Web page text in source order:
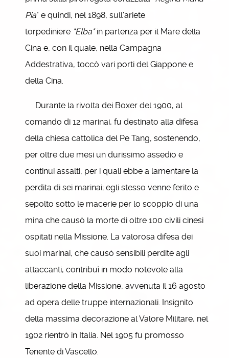
Pia" e quindi, nel 1898, sull'ariete
torpediniere "Elba"in partenza per il Mare della
Cina e, con il quale, nella Campagna
Addestrativa, toccò vari porti del Giappone e
della Cina.
Durante la rivolta dei Boxer del 1900, al
comando di 12 marinai, fu destinato alla difesa
della chiesa cattolica del Pe Tang, sostenendo,
per oltre due mesi un durissimo assedio e
continui assalti, per i quali ebbe a lamentare la
perdita di sei marinai; egli stesso venne ferito e
sepolto sotto le macerie per lo scoppio di una
mina che causò la morte di oltre 100 civili cinesi
ospitati nella Missione. La valorosa difesa dei
suoi marinai, che causò sensibili perdite agli
attaccanti, contribuì in modo notevole alla
liberazione della Missione, avvenuta il 16 agosto
ad opera delle truppe internazionali. Insignito
della massima decorazione al Valore Militare, nel
1902 rientrò in Italia. Nel 1905 fu promosso
Tenente di Vascello.